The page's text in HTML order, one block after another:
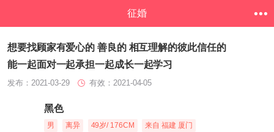
征婚
想要找顾家有爱心的 善良的 相互理解的彼此信任的
能一起面对一起承担一起成长一起学习
发布：2021-03-29 有效：2021-04-05
黑色
男 离异 49岁/ 176CM 来自 福建 厦门